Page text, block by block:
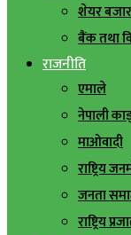
शेयर बजार
बैंक तथा
राजनीति
एमाले
नेपाली
माओवादी
राष्ट्रिय
जनता
राष्ट्रिय